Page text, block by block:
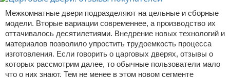
Межкомнатные двери подразделяют на цельные и сборные
модели. Вторые вариации современнее, а производство их
оттачивалось десятилетиями. Внедрение новых технологий и
материалов позволило упростить трудоемкость процесса
изготовления. Если говорить о царговых дверях, отзывы о
которых рассмотрим далее, то обычные пользователи мало
что о них знают. Тем не менее в этом новом сегменте